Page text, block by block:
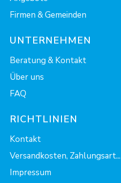
Firmen & Gemeinden
UNTERNEHMEN
Beratung & Kontakt
Über uns
FAQ
RICHTLINIEN
Kontakt
Versandkosten, Zahlungsart...
Impressum